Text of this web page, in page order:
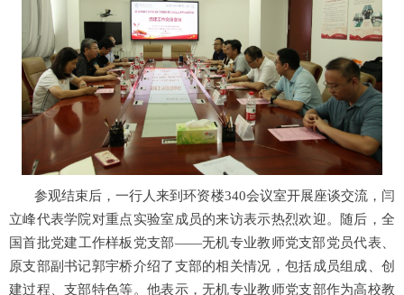
参观结束后，一行人来到环资楼340会议室开展座谈交流，闫
立峰代表学院对重点实验室成员的来访表示热烈欢迎。随后，全
国首批党建工作样板党支部——无机专业教师党支部党员代表、
原支部副书记郭宇桥介绍了支部的相关情况，包括成员组成、创
建过程、支部特色等。他表示，无机专业教师党支部作为高校教